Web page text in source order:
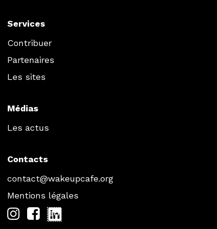
Services
Contribuer
Partenaires
Les sites
Médias
Les actus
Contacts
contact@wakeupcafe.org
Mentions légales